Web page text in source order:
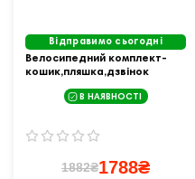
Відправимо сьогодні
Велосипедний комплект-
кошик,пляшка,дзвінок
В НАЯВНОСТІ
1882₴1788₴